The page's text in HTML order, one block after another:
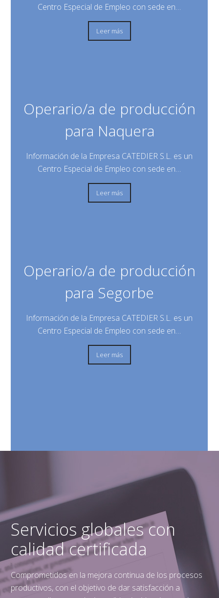
Centro Especial de Empleo con sede en…
Leer más
Operario/a de producción
para Naquera
Información de la Empresa CATEDIER S.L. es un
Centro Especial de Empleo con sede en…
Leer más
Operario/a de producción
para Segorbe
Información de la Empresa CATEDIER S.L. es un
Centro Especial de Empleo con sede en…
Leer más
Servicios globales con
calidad certificada
Comprometidos en la mejora continua de los procesos
productivos, con el objetivo de dar satisfacción a